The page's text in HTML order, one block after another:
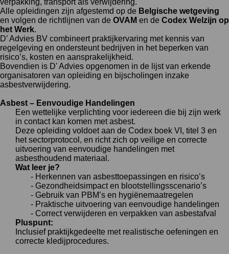
Alle opleidingen zijn afgestemd op de Belgische wetgeving
en volgen de richtlijnen van de OVAM en de Codex Welzijn op
het Werk.
D’ Advies BV combineert praktijkervaring met kennis van
regelgeving en ondersteunt bedrijven in het beperken van
risico’s, kosten en aansprakelijkheid.
Bovendien is D' Advies opgenomen in de lijst van erkende
organisatoren van opleiding en bijscholingen inzake
asbestverwijdering.
Asbest – Eenvoudige Handelingen
Een wettelijke verplichting voor iedereen die bij zijn werk
in contact kan komen met asbest.
Deze opleiding voldoet aan de Codex boek VI, titel 3 en
het sectorprotocol, en richt zich op veilige en correcte
uitvoering van eenvoudige handelingen met
asbesthoudend materiaal.
Wat leer je?
- Herkennen van asbesttoepassingen en risico’s
- Gezondheidsimpact en blootstellingsscenario’s
- Gebruik van PBM’s en hygiënemaatregelen
- Praktische uitvoering van eenvoudige handelingen
- Correct verwijderen en verpakken van asbestafval
Pluspunt:
Inclusief praktijkgedeelte met realistische oefeningen en
correcte kledijprocedures.